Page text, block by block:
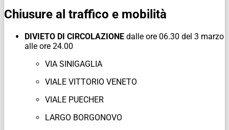
Chiusure al traffico e mobilità
DIVIETO DI CIRCOLAZIONE dalle ore 06.30 del 3 marzo
alle ore 24.00
VIA SINIGAGLIA
VIALE VITTORIO VENETO
VIALE PUECHER
LARGO BORGONOVO